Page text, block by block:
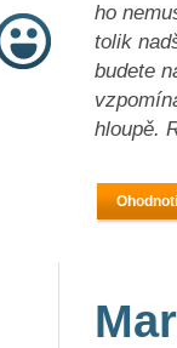
ho
tolik
budete
hloupě.